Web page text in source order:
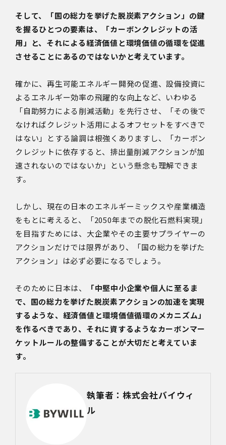
そして、「国の総力を挙げた脱炭素アクション」の鍵
を握るひとつの要素は、「カーボンクレジットの活
用」と、それによる経済価値と環境価値の循環を促進
させることにあるのではないかと考えています。
確かに、再生可能エネルギー開発の促進、設備投資に
よるエネルギー効率の飛躍的な向上など、いわゆる
「自助努力による削減活動」を先行させ、「その後で
なければクレジット活用によるオフセットをすべきで
はない」とする論調は根強くありますし、「カーボン
クレジットに依存すると、排出量削減アクションが加
速されないのではないか」という懸念も理解できま
す。
しかし、現在の日本のエネルギーミックスや産業構造
をもとに考えると、「2050年までの脱化石燃料実現」
を目指すためには、大企業やその主要サプライヤーの
アクションだけでは限界があり、「国の総力を挙げた
アクション」は必ず必要になるでしょう。
そのために日本は、
「中堅中小企業や個人に至るま
で、国の総力を挙げた脱炭素アクションの加速を実現
するような、経済価値と環境価値循環のメカニズム」
を作るべきであり、それに資するようなカーボンマー
ケットルールの整備することが大切だと考えていま
す。
執筆者：株式会社バイウィ
ル